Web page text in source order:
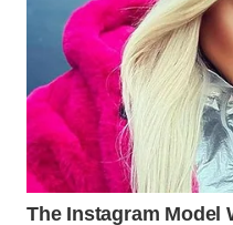
PADANG
LAWAS
WN
SUMEDANG
WN
CIANJUR